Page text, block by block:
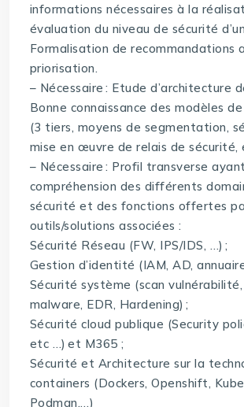
informations nécessaires à la
évaluation du niveau de sécurité
Formalisation de recommandations
priorisation.
– Nécessaire : Etude d’architecture
Bonne connaissance des modèles
(3 tiers, moyens de segmentation,
mise en œuvre de relais de sécurité,
– Nécessaire : Profil transverse
compréhension des différents
sécurité et des fonctions offertes
outils/solutions associées :
Sécurité Réseau (FW, IPS/IDS, …) ;
Gestion d’identité (IAM, AD,
Sécurité système (scan
malware, EDR, Hardening) ;
Sécurité cloud publique (Security
etc …) et M365 ;
Sécurité et Architecture sur la
containers (Dockers, Openshift,
Podman,…)